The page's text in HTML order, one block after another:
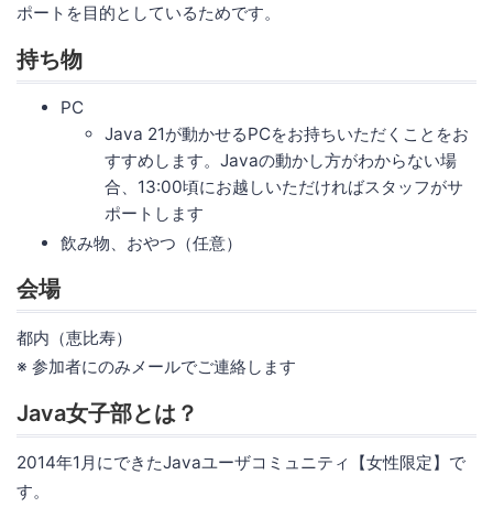
ポートを目的としているためです。
持ち物
PC
Java 21が動かせるPCをお持ちいただくことをお
すすめします。Javaの動かし方がわからない場
合、13:00頃にお越しいただければスタッフがサ
ポートします
飲み物、おやつ（任意）
会場
都内（恵比寿）
※ 参加者にのみメールでご連絡します
Java女子部とは？
2014年1月にできたJavaユーザコミュニティ【女性限定】で
す。